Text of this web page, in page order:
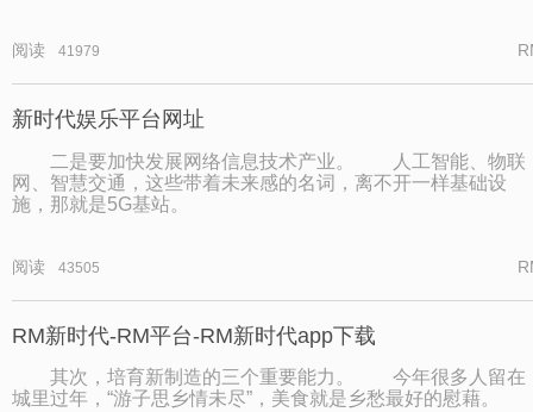
阅读 41979
新时代娱乐平台网址
二是要加快发展网络信息技术产业。 人工智能、物联
网、智慧交通，这些带着未来感的名词，离不开一样基础设
施，那就是5G基站。
阅读 43505
RM新时代-RM平台-RM新时代app下载
其次，培育新制造的三个重要能力。 今年很多人留在
城里过年，“游子思乡情未尽”，美食就是乡愁最好的慰藉。